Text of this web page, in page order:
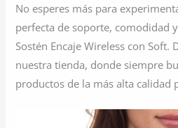
No esperes más para
perfecta de soporte, comodidad
Sostén Encaje Wireless con Soft.
nuestra tienda, donde siempre
productos de la más alta calidad